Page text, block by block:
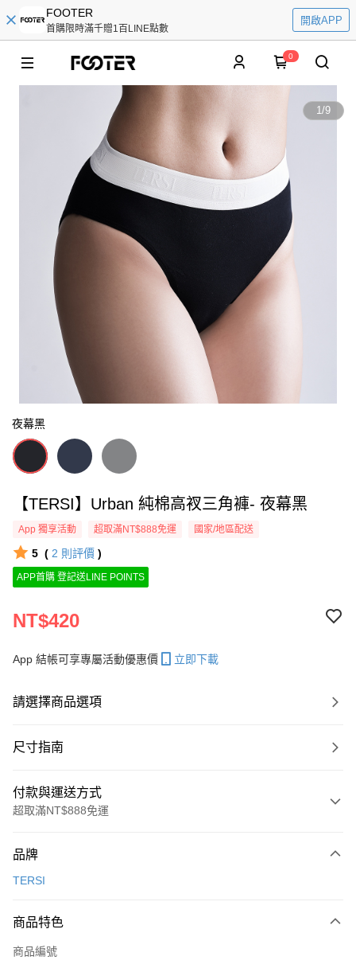
FOOTER
首購限時滿千贈1百LINE點數
開啟APP
0
1/9
夜幕黑
【TERSI】Urban 純棉高衩三角褲- 夜幕黑
App 獨享活動 超取滿NT$888免運 國家/地區配送
5 ( 2 則評價 )
APP首購 登記送LINE POINTS
NT$420
App 結帳可享專屬活動優惠價 立即下載
請選擇商品選項
尺寸指南
付款與運送方式
超取滿NT$888免運
信用卡一次付款
LINE Pay
Apple Pay
品牌
TERSI
商品特色
商品編號